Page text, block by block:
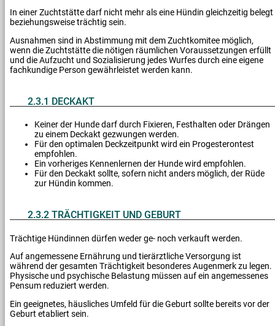
In einer Zuchtstätte darf nicht mehr als eine Hündin gleichzeitig belegt
beziehungsweise trächtig sein.
Ausnahmen sind in Abstimmung mit dem Zuchtkomitee möglich,
wenn die Zuchtstätte die nötigen räumlichen Voraussetzungen erfüllt
und die Aufzucht und Sozialisierung jedes Wurfes durch eine eigene
fachkundige Person gewährleistet werden kann.
2.3.1 DECKAKT
Keiner der Hunde darf durch Fixieren, Festhalten oder Drängen
zu einem Deckakt gezwungen werden.
Für den optimalen Deckzeitpunkt wird ein Progesterontest
empfohlen.
Ein vorheriges Kennenlernen der Hunde wird empfohlen.
Für den Deckakt sollte, sofern nicht anders möglich, der Rüde
zur Hündin kommen.
2.3.2 TRÄCHTIGKEIT UND GEBURT
Trächtige Hündinnen dürfen weder ge- noch verkauft werden.
Auf angemessene Ernährung und tierärztliche Versorgung ist
während der gesamten Trächtigkeit besonderes Augenmerk zu legen.
Physische und psychische Belastung müssen auf ein angemessenes
Pensum reduziert werden.
Ein geeignetes, häusliches Umfeld für die Geburt sollte bereits vor der
Geburt etabliert sein.